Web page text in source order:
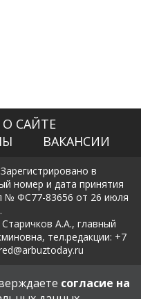
О САЙТЕ
ВАКАНСИИ
в
номер и дата принятия
№ ФС77-83656 от 26 июля
А.А., главный
тел.редакции: +7
и защиты персональных
согласие на